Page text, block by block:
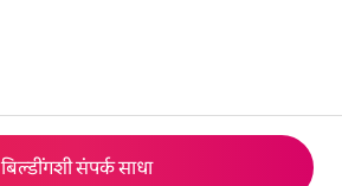
बिल्डींगशी संपर्क साधा